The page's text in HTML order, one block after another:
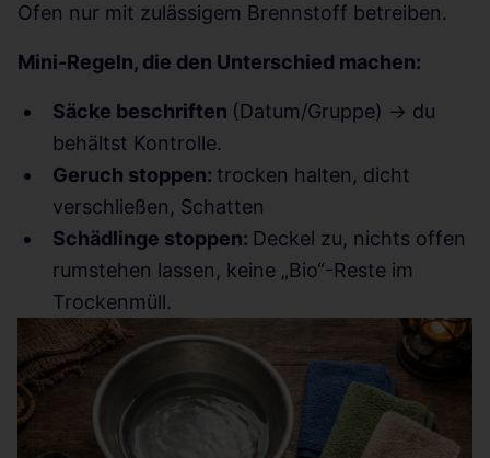
Ofen nur mit zulässigem Brennstoff betreiben.
Mini-Regeln, die den Unterschied machen:
Säcke beschriften (Datum/Gruppe) → du
behältst Kontrolle.
Geruch stoppen: trocken halten, dicht
verschließen, Schatten
Schädlinge stoppen: Deckel zu, nichts offen
rumstehen lassen, keine „Bio“-Reste im
Trockenmüll.